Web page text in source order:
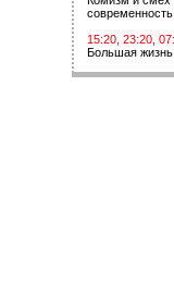
современность
15:20, 23:20,
Большая жизнь